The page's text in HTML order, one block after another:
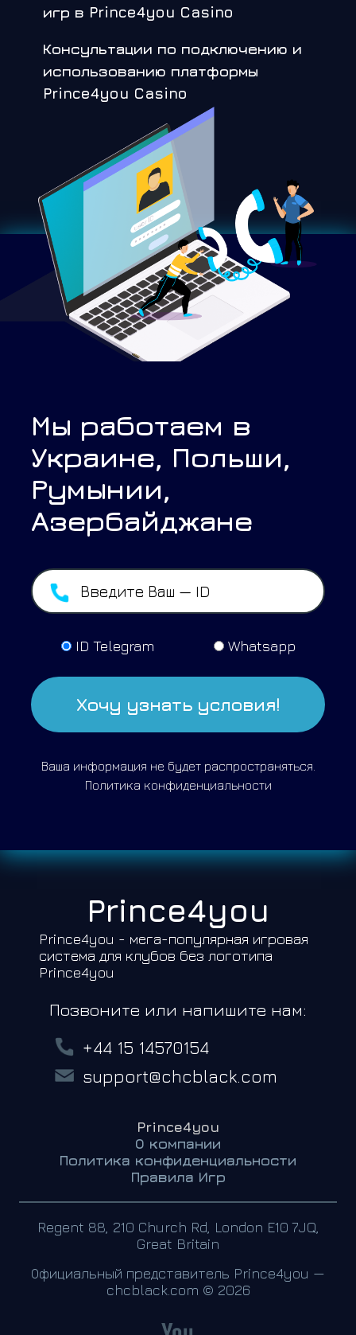
игр в Prince4you Casino
Консультации по подключению и
использованию платформы
Prince4you Casino
Мы работаем в
Украине, Польши,
Румынии,
Азербайджане
ID Telegram Whatsapp
Хочу узнать условия!
Ваша информация не будет распространяться.
Политика конфиденциальности
Prince4you
Prince4you - мега-популярная игровая
система для клубов без логотипа
Prince4you
Позвоните или напишите нам:
+44 15 14570154
support@chcblack.com
Prince4you
О компании
Политика конфиденциальности
Правила Игр
Regent 88, 210 Church Rd, London E10 7JQ,
Great Britain
Официальный представитель Prince4you —
chcblack.com © 2026